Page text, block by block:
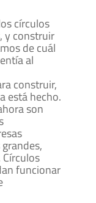
círculos
y construir
de cuál
al
construir,
está hecho.
son
Círculos
funcionar